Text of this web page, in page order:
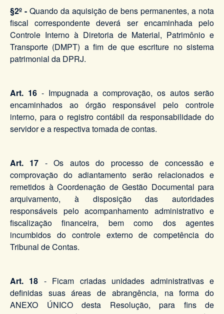
§2º - Quando da aquisição de bens permanentes, a nota
fiscal correspondente deverá ser encaminhada pelo
Controle Interno à Diretoria de Material, Patrimônio e
Transporte (DMPT) a fim de que escriture no sistema
patrimonial da DPRJ.
Art. 16- Impugnada a comprovação, os autos serão
encaminhados ao órgão responsável pelo controle
interno, para o registro contábil da responsabilidade do
servidor e a respectiva tomada de contas.
Art. 17 - Os autos do processo de concessão e
comprovação do adiantamento serão relacionados e
remetidos à Coordenação de Gestão Documental para
arquivamento, à disposição das autoridades
responsáveis pelo acompanhamento administrativo e
fiscalização financeira, bem como dos agentes
incumbidos do controle externo de competência do
Tribunal de Contas.
Art. 18 - Ficam criadas unidades administrativas e
definidas suas áreas de abrangência, na forma do
ANEXO ÚNICO desta Resolução, para fins de